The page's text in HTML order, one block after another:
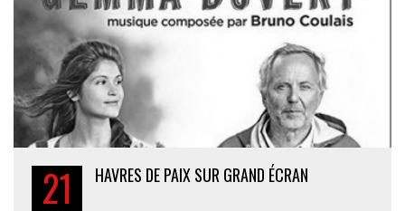
21 HAVRES DE PAIX SUR GRAND ÉCRAN